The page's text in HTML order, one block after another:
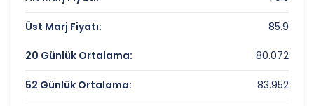
Üst Marj Fiyatı: 85.9
20 Günlük Ortalama: 80.072
52 Günlük Ortalama: 83.952